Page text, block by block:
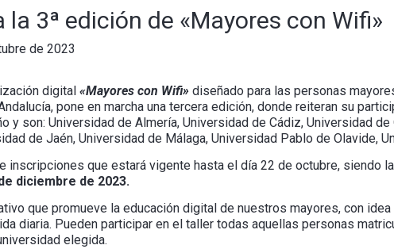
la 3ª edición de «Mayores con Wifi»
de 2023
digital «Mayores con Wifi» diseñado para las personas
pone en marcha una tercera edición, donde reiteran su
y son: Universidad de Almería, Universidad de Cádiz, Universidad de
de Jaén, Universidad de Málaga, Universidad Pablo de Olavide,
inscripciones que estará vigente hasta el día 22 de octubre, siendo
diciembre de 2023.
que promueve la educación digital de nuestros mayores, con
diaria. Pueden participar en el taller todas aquellas personas
elegida.